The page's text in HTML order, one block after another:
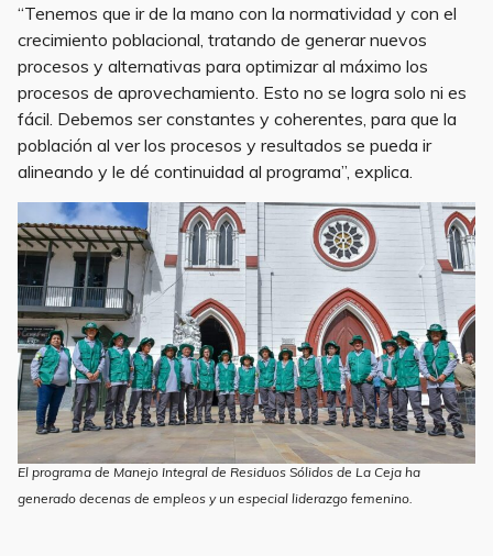
“Tenemos que ir de la mano con la normatividad y con el
crecimiento poblacional, tratando de generar nuevos
procesos y alternativas para optimizar al máximo los
procesos de aprovechamiento. Esto no se logra solo ni es
fácil. Debemos ser constantes y coherentes, para que la
población al ver los procesos y resultados se pueda ir
alineando y le dé continuidad al programa”, explica.
El programa de Manejo Integral de Residuos Sólidos de La Ceja ha
generado decenas de empleos y un especial liderazgo femenino.